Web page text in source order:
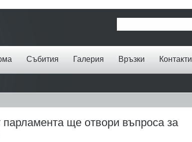
Събития Галерия Връзки Контакти
ще отвори въпроса за